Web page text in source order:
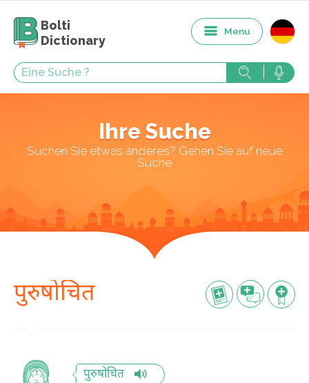
Bolti
Dictionary
Menu
Ihre Suche
Suchen Sie etwas anderes? Gehen Sie auf neue
Suche
पुरुषोचित
पुरुषोचित